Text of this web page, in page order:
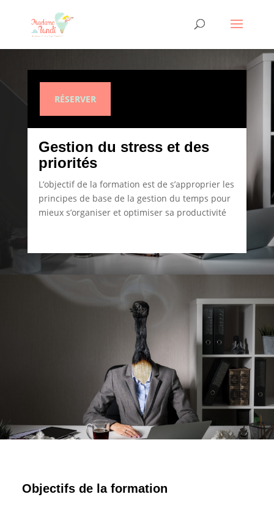
RÉSERVER
Gestion du stress et des
priorités
L’objectif de la formation est de s’approprier les
principes de base de la gestion du temps pour
mieux s’organiser et optimiser sa productivité
Objectifs de la formation